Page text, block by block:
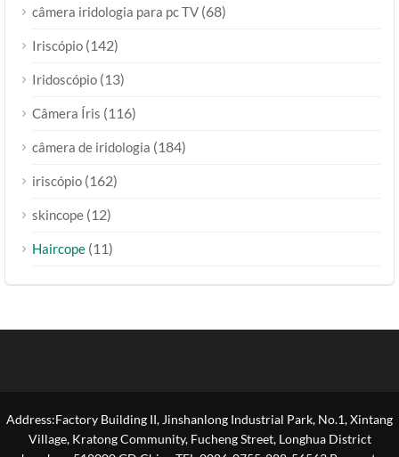
câmera iridologia para pc TV (68)
Iriscópio (142)
Iridoscópio (13)
Câmera Íris (116)
câmera de iridologia (184)
iriscópio (162)
skincope (12)
Haircope (11)
Address:Factory Building II, Jinshanlong Industrial Park, No.1, Xintang
Village, Kratong Community, Fucheng Street, Longhua District